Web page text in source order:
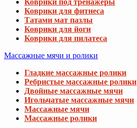
Коврики под тренажеры
Коврики для фитнеса
Татами мат пазлы
Коврики для йоги
Коврики для пилатеса
Массажные мячи и ролики
Гладкие массажные ролики
Ребристые массажные ролики
Двойные массажные мячи
Игольчатые массажные мячи
Массажные мячи
Массажные ролики